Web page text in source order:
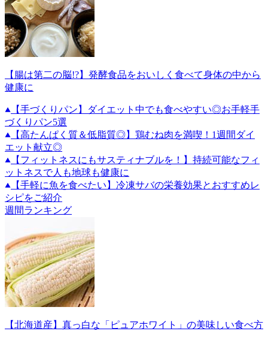
【腸は第二の脳!?】発酵食品をおいしく食べて身体の中から
健康に
【手づくりパン】ダイエット中でも食べやすい◎お手軽手
づくりパン5選
【高たんぱく質＆低脂質◎】鶏むね肉を満喫！1週間ダイ
エット献立◎
【フィットネスにもサスティナブルを！】持続可能なフィ
ットネスで人も地球も健康に
【手軽に魚を食べたい】冷凍サバの栄養効果とおすすめレ
シピをご紹介
週間ランキング
【北海道産】真っ白な「ピュアホワイト」の美味しい食べ方